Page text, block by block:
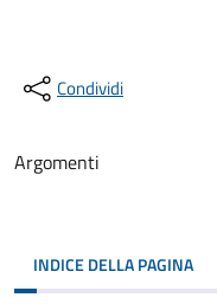
Condividi
Argomenti
INDICE DELLA PAGINA